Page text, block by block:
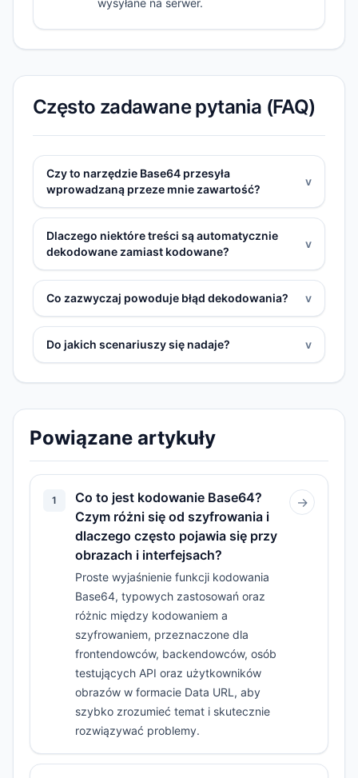
wysyłane na serwer.
Często zadawane pytania (FAQ)
Czy to narzędzie Base64 przesyła
wprowadzaną przeze mnie zawartość?
v
Dlaczego niektóre treści są automatycznie
dekodowane zamiast kodowane?
v
Co zazwyczaj powoduje błąd dekodowania? v
Do jakich scenariuszy się nadaje? v
Powiązane artykuły
1
Co to jest kodowanie Base64?
Czym różni się od szyfrowania i
dlaczego często pojawia się przy
obrazach i interfejsach?
Proste wyjaśnienie funkcji kodowania
Base64, typowych zastosowań oraz
różnic między kodowaniem a
szyfrowaniem, przeznaczone dla
frontendowców, backendowców, osób
testujących API oraz użytkowników
obrazów w formacie Data URL, aby
szybko zrozumieć temat i skutecznie
rozwiązywać problemy.
→